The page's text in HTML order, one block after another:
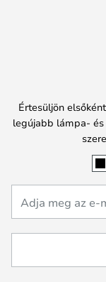
Értesüljön
legújabb lámpa-